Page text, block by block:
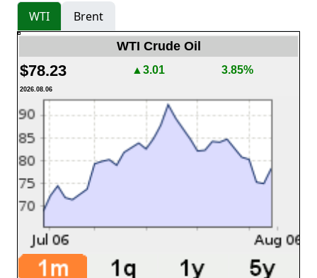
WTI Brent
WTI Crude Oil
$78.23 ▲3.01 3.85%
2026.08.06